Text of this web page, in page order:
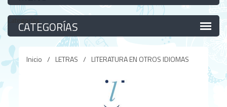
Categorías
Inicio / LETRAS / LITERATURA EN OTROS IDIOMAS